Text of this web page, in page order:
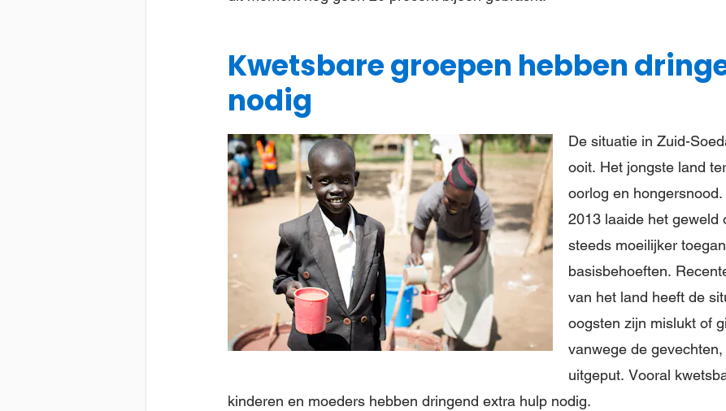
Kwetsbare groepen hebben
nodig
De situatie in Zuid-
ooit. Het jongste land
oorlog en
2013 laaide het geweld
steeds moeilijker
basisbehoeften.
van het land heeft de
oogsten zijn mislukt of
vanwege de
uitgeput. Vooral
kinderen en moeders hebben dringend extra hulp nodig.